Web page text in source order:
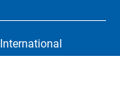
International